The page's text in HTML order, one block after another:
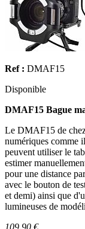
Ref : DMAF15
Disponible
DMAF15 Bague
Le DMAF15 de
numériques comme
peuvent utiliser le
estimer
pour une distance
avec le bouton de
et demi) ainsi que
lumineuses de